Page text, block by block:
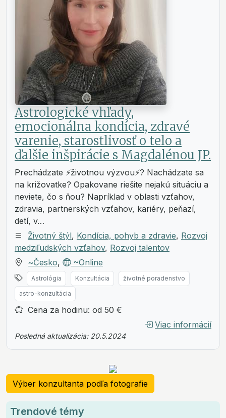
Astrologické vhľady,
emocionálna kondícia, zdravé
varenie, starostlivosť o telo a
ďalšie inšpirácie s Magdalénou JP.
Prechádzate ⚡životnou výzvou⚡? Nachádzate sa
na križovatke? Opakovane riešite nejakú situáciu a
neviete, čo s ňou? Napríklad v oblasti vzťahov,
zdravia, partnerských vzťahov, kariéry, peňazí,
detí, v…
Životný štýl, Kondícia, pohyb a zdravie, Rozvoj
medziľudských vzťahov, Rozvoj talentov
~Česko, ~Online
Astrológia Konzultácia
životné poradenstvo
astro-konzultácia
Cena za hodinu: od 50 €
Viac informácií
Posledná aktualizácia: 20.5.2024
Výber konzultanta podľa fotografie
Trendové témy